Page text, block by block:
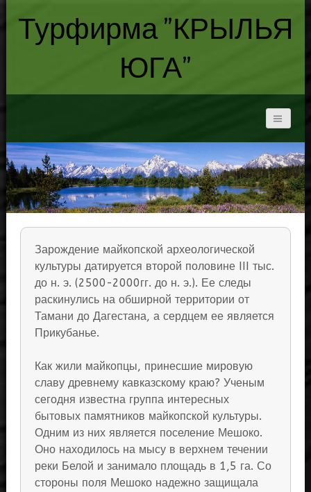
Турфирма "КРЫЛЬЯ
ЮГА"
Зарождение майкопской археологической
культуры датируется второй половине III тыс.
до н. э. (2500-2000гг. до н. э.). Ее следы
раскинулись на обширной территории от
Тамани до Дагестана, а сердцем ее является
Прикубанье.
Как жили майкопцы, принесшие мировую
славу древнему кавказскому краю? Ученым
сегодня известна группа интересных
бытовых памятников майкопской культуры.
Одним из них является поселение Мешоко.
Оно находилось на мысу в верхнем течении
реки Белой и занимало площадь в 1,5 га. Со
стороны поля Мешоко надежно защищала